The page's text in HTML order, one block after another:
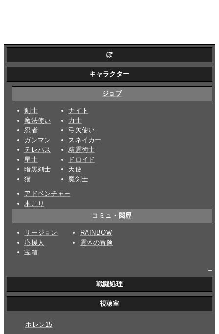
ぽ
キャラクター
ジョブ
剣士
魔法使い
忍者
ガンマン
テレパス
星士
暗黒剣士
猫
ナイト
力士
弓矢使い
スネイカー
精霊術士
ドロイド
天使
魔剣士
アドベンチャー
木こり
コミュ・閲歴
リージョン
応援人
宝箱
RAINBOW
霊体の冒険
戦闘処理
視聴室
ポレン15